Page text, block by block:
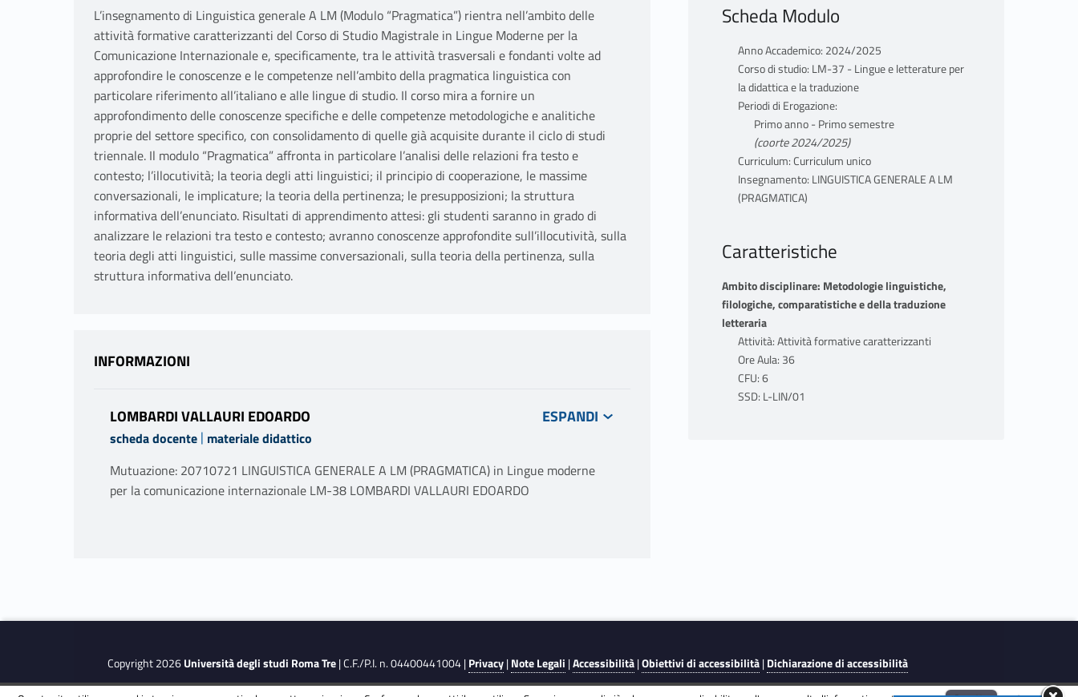
L’insegnamento di Linguistica generale A LM (Modulo “Pragmatica”) rientra nell’ambito delle
attività formative caratterizzanti del Corso di Studio Magistrale in Lingue Moderne per la
Comunicazione Internazionale e, specificamente, tra le attività trasversali e fondanti volte ad
approfondire le conoscenze e le competenze nell’ambito della pragmatica linguistica con
particolare riferimento all’italiano e alle lingue di studio. Il corso mira a fornire un
approfondimento delle conoscenze specifiche e delle competenze metodologiche e analitiche
proprie del settore specifico, con consolidamento di quelle già acquisite durante il ciclo di studi
triennale. Il modulo “Pragmatica” affronta in particolare l’analisi delle relazioni fra testo e
contesto; l’illocutività; la teoria degli atti linguistici; il principio di cooperazione, le massime
conversazionali, le implicature; la teoria della pertinenza; le presupposizioni; la struttura
informativa dell’enunciato. Risultati di apprendimento attesi: gli studenti saranno in grado di
analizzare le relazioni tra testo e contesto; avranno conoscenze approfondite sull’illocutività, sulla
teoria degli atti linguistici, sulle massime conversazionali, sulla teoria della pertinenza, sulla
struttura informativa dell’enunciato.
INFORMAZIONI
LOMBARDI VALLAURI EDOARDO
scheda docente | materiale didattico
Mutuazione: 20710721 LINGUISTICA GENERALE A LM (PRAGMATICA) in Lingue moderne
per la comunicazione internazionale LM-38 LOMBARDI VALLAURI EDOARDO
- Il contesto. Deissi e anafora.
- Cultura e linguaggio. Linguistica, antropologia, etnografia.
- Le presupposizioni linguistiche: presupposizione di esistenza, presupposizione di verità.
Scheda Modulo
Anno Accademico: 2024/2025
Corso di studio: LM-37 - Lingue e letterature per
la didattica e la traduzione
Periodi di Erogazione:
Primo anno - Primo semestre
(coorte 2024/2025)
Curriculum: Curriculum unico
Insegnamento: LINGUISTICA GENERALE A LM
(PRAGMATICA)
Caratteristiche
Ambito disciplinare: Metodologie linguistiche,
filologiche, comparatistiche e della traduzione
letteraria
Attività: Attività formative caratterizzanti
Ore Aula: 36
CFU: 6
SSD: L-LIN/01
Copyright 2026Università degli studi Roma Tre| C.F./P.I. n. 04400441004 |Privacy|Note Legali |Accessibilità|Obiettivi di accessibilità|Dichiarazione di accessibilità